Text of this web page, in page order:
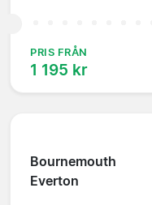
PRIS FRÅN
1 195 kr
Bournemouth
Everton